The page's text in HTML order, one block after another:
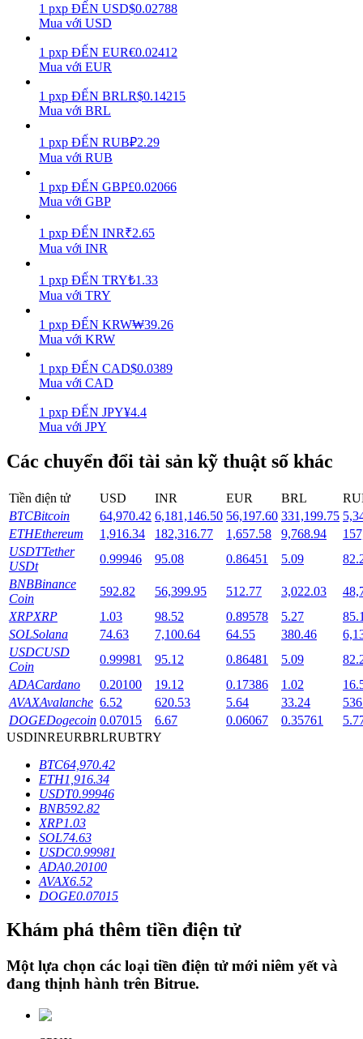
Power Piggy
Làm cho tài sản của bạn tăng giá trị đều đặn
Staking
Lợi nhuận cao và truy cập ngay lập tức
Launchpool
Đặt cọc linh hoạt để kiếm được các token phổ biến.
Khóa BTR
Khoản vay
1 pxp ĐẾN USD$0.02788
Mua với USD
1 pxp ĐẾN EUR€0.02412
Mua với EUR
1 pxp ĐẾN BRLR$0.14215
Mua với BRL
1 pxp ĐẾN RUB₽2.29
Mua với RUB
1 pxp ĐẾN GBP£0.02066
Mua với GBP
1 pxp ĐẾN INR₹2.65
Mua với INR
1 pxp ĐẾN TRY₺1.33
Mua với TRY
1 pxp ĐẾN KRW₩39.26
Mua với KRW
1 pxp ĐẾN CAD$0.0389
Mua với CAD
1 pxp ĐẾN JPY¥4.4
Mua với JPY
Các chuyển đổi tài sản kỹ thuật số khác
Tiền điện tử USD INR EUR BRL
BTCBitcoin 64,970.42 6,181,146.50 56,197.60 331,199.75
ETHEthereum 1,916.34 182,316.77 1,657.58 9,768.94
USDTTether
USDt
0.99946 95.08 0.86451 5.09
BNBBinance
Coin
592.82 56,399.95 512.77 3,022.03
XRPXRP 1.03 98.52 0.89578 5.27
SOLSolana 74.63 7,100.64 64.55 380.46
USDCUSD
Coin
0.99981 95.12 0.86481 5.09
ADACardano 0.20100 19.12 0.17386 1.02
AVAXAvalanche 6.52 620.53 5.64 33.24
DOGEDogecoin 0.07015 6.67 0.06067 0.35761
USDINREURBRLRUBTRY
BTC64,970.42
ETH1,916.34
USDT0.99946
BNB592.82
XRP1.03
SOL74.63
USDC0.99981
ADA0.20100
AVAX6.52
DOGE0.07015
Khám phá thêm tiền điện tử
Một lựa chọn các loại tiền điện tử mới niêm yết và
đang thịnh hành trên Bitrue.